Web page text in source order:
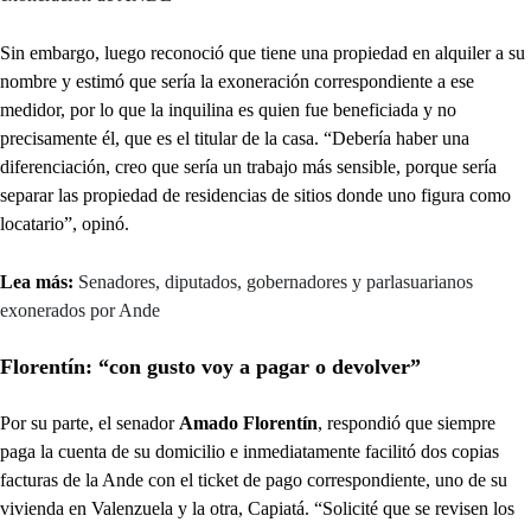
Sin embargo, luego reconoció que tiene una propiedad en alquiler a su
nombre y estimó que sería la exoneración correspondiente a ese
medidor, por lo que la inquilina es quien fue beneficiada y no
precisamente él, que es el titular de la casa. “Debería haber una
diferenciación, creo que sería un trabajo más sensible, porque sería
separar las propiedad de residencias de sitios donde uno figura como
locatario”, opinó.
Lea más: Senadores, diputados, gobernadores y parlasuarianos
exonerados por Ande
Florentín: “con gusto voy a pagar o devolver”
Por su parte, el senador Amado Florentín, respondió que siempre
paga la cuenta de su domicilio e inmediatamente facilitó dos copias
facturas de la Ande con el ticket de pago correspondiente, uno de su
vivienda en Valenzuela y la otra, Capiatá. “Solicité que se revisen los